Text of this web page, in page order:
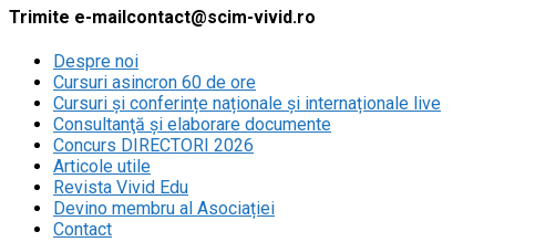
Trimite e-mailcontact@scim-vivid.ro
Despre noi
Cursuri asincron 60 de ore
Cursuri și conferințe naționale și internaționale live
Consultanţă și elaborare documente
Concurs DIRECTORI 2026
Articole utile
Revista Vivid Edu
Devino membru al Asociației
Contact